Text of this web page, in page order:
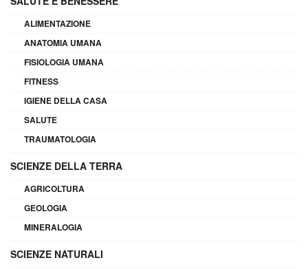
ALIMENTAZIONE
ANATOMIA UMANA
FISIOLOGIA UMANA
FITNESS
IGIENE DELLA CASA
SALUTE
TRAUMATOLOGIA
SCIENZE DELLA TERRA
AGRICOLTURA
GEOLOGIA
MINERALOGIA
SCIENZE NATURALI